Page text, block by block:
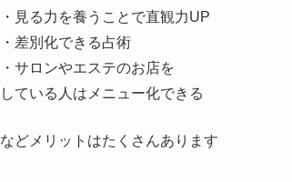
・見る力を養うことで直観力UP
・差別化できる占術
・サロンやエステのお店を
している人はメニュー化できる
などメリットはたくさんあります